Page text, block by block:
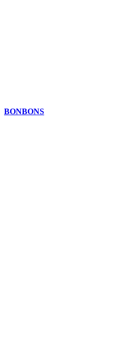
BONBONS